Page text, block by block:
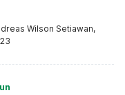
Wilson Setiawan,